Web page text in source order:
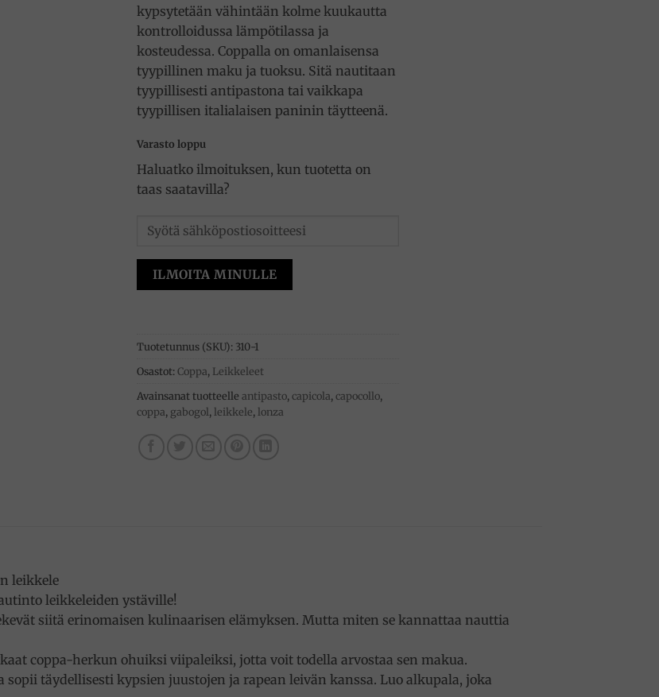
kypsytetään vähintään kolme kuukautta
kontrolloidussa lämpötilassa ja
kosteudessa. Coppalla on omanlaisensa
tyypillinen maku ja tuoksu. Sitä nautitaan
tyypillisesti antipastona tai vaikkapa
tyypillisen italialaisen paninin täytteenä.
Varasto loppu
Haluatko ilmoituksen, kun tuotetta on
taas saatavilla?
ILMOITA MINULLE
Tuotetunnus (SKU): 310-1
Osastot:Coppa, Leikkeleet
Avainsanat tuotteelle antipasto,capicola,capocollo,
coppa, gabogol,leikkele,lonza
leikkele
leikkeleiden ystäville!
siitä erinomaisen kulinaarisen elämyksen. Mutta miten se kannattaa nauttia
coppa-herkun ohuiksi viipaleiksi, jotta voit todella arvostaa sen makua.
sopii täydellisesti kypsien juustojen ja rapean leivän kanssa. Luo alkupala, joka